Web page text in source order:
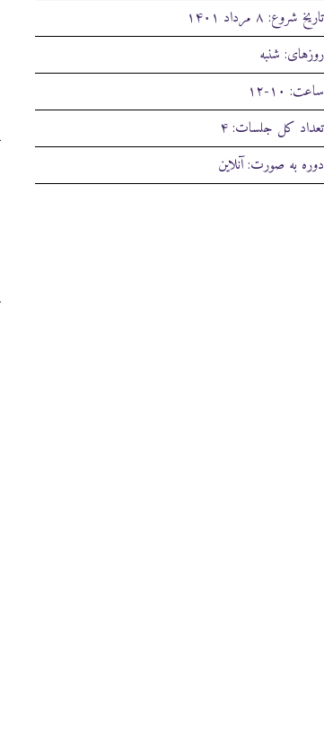
تاریخ شروع: ۸ مرداد ۱۴۰۱
روزهای: شنبه‌
ساعت: ۱۰-۱۲
تعداد کل جلسات: ۴
دوره به صورت: آنلاین